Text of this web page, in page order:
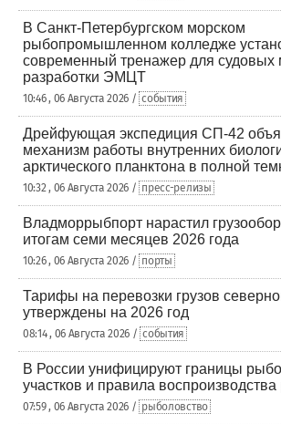
В Санкт-Петербургском морском
рыбопромышленном колледже
современный тренажер для судовых
разработки ЭМЦТ
10:46 , 06 Августа 2026 / события
Дрейфующая экспедиция СП-42
механизм работы внутренних
арктического планктона в полной
10:32 , 06 Августа 2026 / пресс-релизы
Владморрыбпорт нарастил
итогам семи месяцев 2026 года
10:26 , 06 Августа 2026 / порты
Тарифы на перевозки грузов
утверждены на 2026 год
08:14 , 06 Августа 2026 / события
В России унифицируют границы
участков и правила
07:59 , 06 Августа 2026 / рыболовство